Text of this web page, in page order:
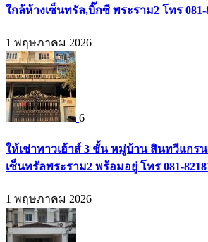
ใกล้ห้างเซ็นทรัล,บิ๊กซี พระราม2 โทร 081-
1 พฤษภาคม 2026
6
ให้เช่าทาวเฮ้าส์ 3 ชั้น หมู่บ้าน สินทวีแกร
เซ็นทรัลพระราม2 พร้อมอยู่ โทร 081-
1 พฤษภาคม 2026